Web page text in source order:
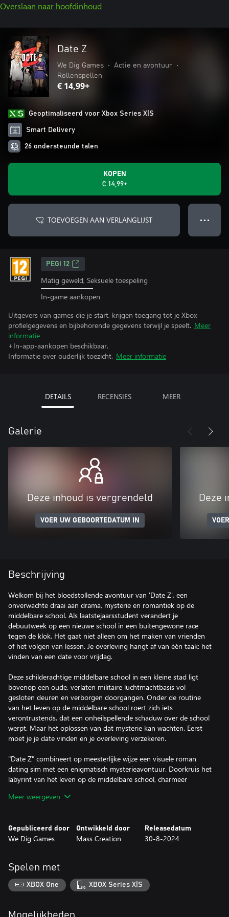
Overslaan naar hoofdinhoud
Date Z
We Dig Games • Actie en avontuur
•
Rollenspellen
€ 14,99+
Geoptimaliseerd voor Xbox Series X|S
Smart Delivery
26 ondersteunde talen
KOPEN
€ 14,99+
TOEVOEGEN AAN VERLANGLIJST ● ● ●
PEGI 12
Matig geweld, Seksuele toespeling
In-game aankopen
Uitgevers van games die je start, krijgen toegang tot je Xbox-
profielgegevens en bijbehorende gegevens terwijl je speelt. Meer
informatie
+In-app-aankopen beschikbaar.
Informatie over ouderlijk toezicht. Meer informatie
DETAILS RECENSIES MEER
Galerie
Deze inhoud is vergrendeld
VOER UW GEBOORTEDATUM IN
Deze
Beschrijving
Welkom bij het bloedstollende avontuur van 'Date Z', een
onverwachte draai aan drama, mysterie en romantiek op de
middelbare school. Als laatstejaarsstudent verandert je
debuutweek op een nieuwe school in een buitengewone race
tegen de klok. Het gaat niet alleen om het maken van vrienden
of het volgen van lessen. Je overleving hangt af van één taak: het
vinden van een date voor vrijdag.
Deze schilderachtige middelbare school in een kleine stad ligt
bovenop een oude, verlaten militaire luchtmachtbasis vol
gesloten deuren en verborgen doorgangen. Onder de routine
van het leven op de middelbare school roert zich iets
verontrustends, dat een onheilspellende schaduw over de school
werpt. Maar het oplossen van dat mysterie kan wachten. Eerst
moet je je date vinden en je overleving verzekeren.
"Date Z" combineert op meesterlijke wijze een visuele roman
dating sim met een enigmatisch mysterieavontuur. Doorkruis het
labyrint van het leven op de middelbare school, charmeer
mensen om je heen zullen bepalen.
bepalen het verloop van je verhaal en de uitkomst van het
verhaal. Win harten, stel die cruciale datum veilig en zorg ervoor
uitkomsten en bieden elke keer dat je speelt een uniek einde. Elke
keuze telt.
Date met vijf unieke personages: Ga de romantiek op de
eigen individuele persoonlijkheid, achtergrondverhaal en
Meer weergeven
Gepubliceerd door
We Dig Games
Ontwikkeld door
Mass Creation
Releasedatum
30-8-2024
Spelen met
XBOX One XBOX Series X|S